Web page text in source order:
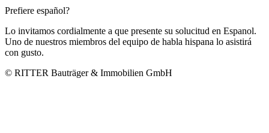
Prefiere español?
Lo invitamos cordialmente a que presente su solucitud en Espanol.
Uno de nuestros miembros del equipo de habla hispana lo asistirá
con gusto.
© RITTER Bauträger & Immobilien GmbH